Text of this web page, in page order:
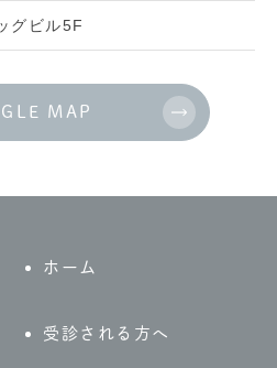
グビル5F
MAP
ホーム
受診される方へ